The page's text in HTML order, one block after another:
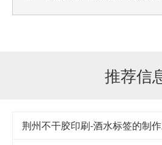
推荐信
荆州不干胶印刷-酒水标签的制